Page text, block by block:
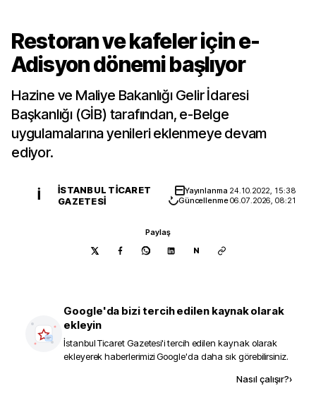
Restoran ve kafeler için e-
Adisyon dönemi başlıyor
Hazine ve Maliye Bakanlığı Gelir İdaresi
Başkanlığı (GİB) tarafından, e-Belge
uygulamalarına yenileri eklenmeye devam
ediyor.
İ
İSTANBUL TICARET
GAZETESI
Yayınlanma 24.10.2022, 15:38
Güncellenme06.07.2026, 08:21
Paylaş
N
Google'da bizi tercih edilen kaynak olarak
ekleyin
İstanbul Ticaret Gazetesi'i tercih edilen kaynak olarak
ekleyerek haberlerimizi Google'da daha sık görebilirsiniz.
Nasıl çalışır?›